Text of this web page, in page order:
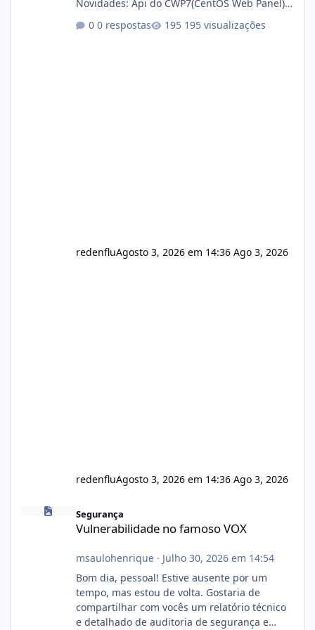
Novidades: Api do CWP7(CentOS Web Panel)
Link publico para consulta de sub.dominio
autorizado a usasr o isistem:
0 respostas 195 visualizações
redenfluAgosto 3, 2026 em 14:36 Ago 3, 2026
redenfluAgosto 3, 2026 em 14:36 Ago 3, 2026
Vulnerabilidade no famoso VOX
Segurança
Vulnerabilidade no famoso VOX
msaulohenrique· Julho 30, 2026 em 14:54
Bom dia, pessoal! Estive ausente por um
tempo, mas estou de volta. Gostaria de
compartilhar com vocês um relatório técnico
e detalhado de auditoria de segurança e